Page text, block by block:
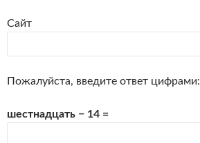
Сайт
Пожалуйста, введите ответ цифрами:
шестнадцать − 14 =